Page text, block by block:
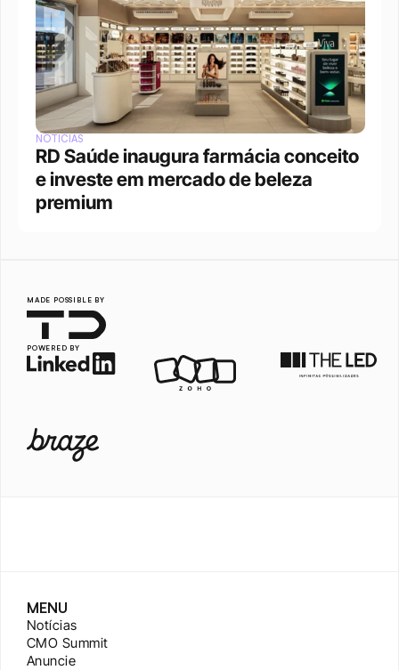
NOTÍCIAS
RD Saúde inaugura farmácia conceito
e investe em mercado de beleza
premium
MADE POSSIBLE BY
POWERED BY
MENU
Notícias
CMO Summit
Anuncie